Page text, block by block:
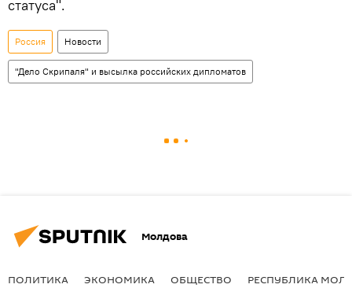
статуса".
Россия Новости
"Дело Скрипаля" и высылка российских дипломатов
Молдова
ПОЛИТИКА ЭКОНОМИКА ОБЩЕСТВО РЕСПУБЛИКА